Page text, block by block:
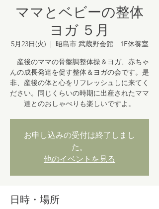
ママとベビーの整体
ヨガ ５月
5月23日(火)
  |
昭島市 武蔵野会館 1F休養室
産後のママの骨盤調整体操＆ヨガ、赤ちゃ
んの成長発達を促す整体＆ヨガの会です。是
非、産後の体と心をリフレッシュしに来てく
ださい。同じくらいの時期に出産されたママ
達とのおしゃべりも楽しいですよ。
お申し込みの受付は終了しまし
た。
他のイベントを見る
日時・場所